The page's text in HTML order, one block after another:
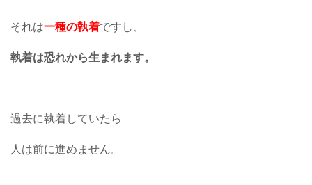
それは一種の執着ですし、
執着は恐れから生まれます。
過去に執着していたら
人は前に進めません。